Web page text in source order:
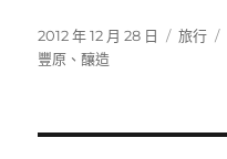
發
佈
2012 年 12 月 28 日
分
旅行
豐原 、釀造